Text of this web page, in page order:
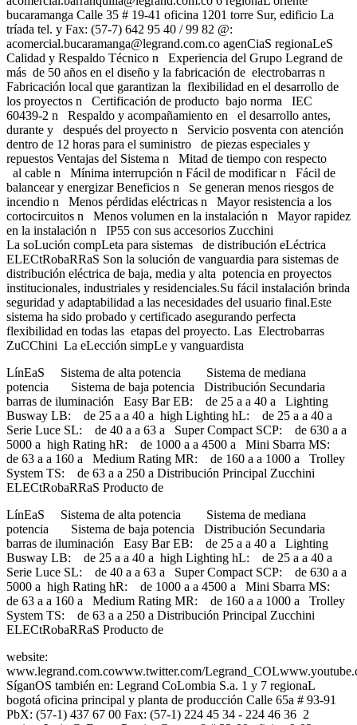
bucaramanga Calle 35 # 19-41 oficina 1201 torre Sur, edificio La
tríada tel. y Fax: (57-7) 642 95 40 / 99 82 @:
acomercial.bucaramanga@legrand.com.co agenCiaS regionaLeS
Calidad y Respaldo Técnico n Experiencia del Grupo Legrand de
más de 50 años en el diseño y la fabricación de electrobarras n
Fabricación local que garantizan la flexibilidad en el desarrollo de
los proyectos n Certificación de producto bajo norma IEC
60439-2 n Respaldo y acompañamiento en el desarrollo antes,
durante y después del proyecto n Servicio posventa con atención
dentro de 12 horas para el suministro de piezas especiales y
repuestos Ventajas del Sistema n Mitad de tiempo con respecto
al cable n Mínima interrupción n Fácil de modificar n Fácil de
balancear y energizar Beneficios n Se generan menos riesgos de
incendio n Menos pérdidas eléctricas n Mayor resistencia a los
cortocircuitos n Menos volumen en la instalación n Mayor rapidez
en la instalación n IP55 con sus accesorios Zucchini
La soLución compLeta para sistemas de distribución eLéctrica
ELECtRobaRRaS Son la solución de vanguardia para sistemas de
distribución eléctrica de baja, media y alta potencia en proyectos
institucionales, industriales y residenciales.Su fácil instalación brinda
seguridad y adaptabilidad a las necesidades del usuario final.Este
sistema ha sido probado y certificado asegurando perfecta
flexibilidad en todas las etapas del proyecto. Las Electrobarras
ZuCChini La eLección simpLe y vanguardista
LínEaS Sistema de alta potencia Sistema de mediana
potencia Sistema de baja potencia Distribución Secundaria
barras de iluminación Easy Bar EB: de 25 a a 40 a Lighting
Busway LB: de 25 a a 40 a high Lighting hL: de 25 a a 40 a
Serie Luce SL: de 40 a a 63 a Super Compact SCP: de 630 a a
5000 a high Rating hR: de 1000 a a 4500 a Mini Sbarra MS:
de 63 a a 160 a Medium Rating MR: de 160 a a 1000 a Trolley
System TS: de 63 a a 250 a Distribución Principal Zucchini
ELECtRobaRRaS Producto de
LínEaS Sistema de alta potencia Sistema de mediana
potencia Sistema de baja potencia Distribución Secundaria
barras de iluminación Easy Bar EB: de 25 a a 40 a Lighting
Busway LB: de 25 a a 40 a high Lighting hL: de 25 a a 40 a
Serie Luce SL: de 40 a a 63 a Super Compact SCP: de 630 a a
5000 a high Rating hR: de 1000 a a 4500 a Mini Sbarra MS:
de 63 a a 160 a Medium Rating MR: de 160 a a 1000 a Trolley
System TS: de 63 a a 250 a Distribución Principal Zucchini
ELECtRobaRRaS Producto de
website:
www.legrand.com.cowww.twitter.com/
SíganOS también en: Legrand CoLombia S.a. 1 y 7 regionaL
bogotá oficina principal y planta de producción Calle 65a # 93-91
PbX: (57-1) 437 67 00 Fax: (57-1) 224 45 34 - 224 46 36 2